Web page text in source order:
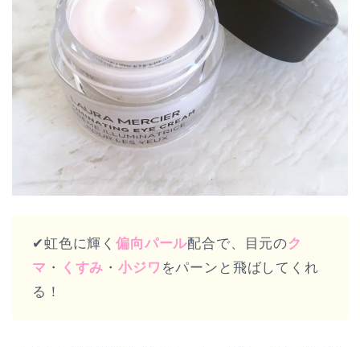
✔︎虹色に輝く偏向パール配合で、目元のク
マ ・ くすみ ・小ジワ をパーンと飛ばしてくれ
る！